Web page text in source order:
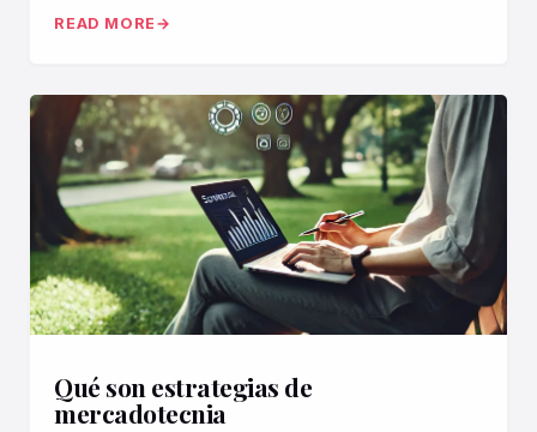
READ MORE
Qué son estrategias de
mercadotecnia